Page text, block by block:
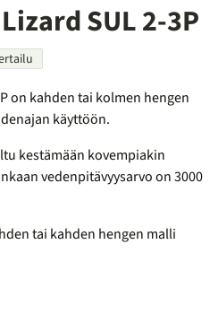
SUL 2-3P
on kahden tai kolmen hengen
käyttöön.
kestämään kovempiakin
vedenpitävyysarvo on 3000
tai kahden hengen malli